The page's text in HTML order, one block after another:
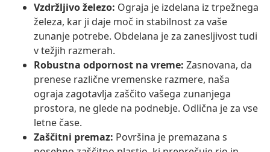
Vzdržljivo železo: Ograja je izdelana iz trpežnega
železa, kar ji daje moč in stabilnost za vaše
zunanje potrebe. Obdelana je za zanesljivost tudi
v težjih razmerah.
Robustna odpornost na vreme: Zasnovana, da
prenese različne vremenske razmere, naša
ograja zagotavlja zaščito vašega zunanjega
prostora, ne glede na podnebje. Odlična je za vse
letne čase.
Zaščitni premaz: Površina je premazana s